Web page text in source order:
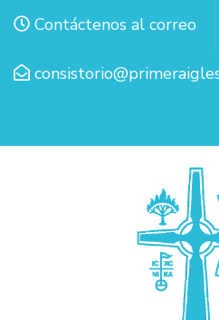
Contáctenos al correo